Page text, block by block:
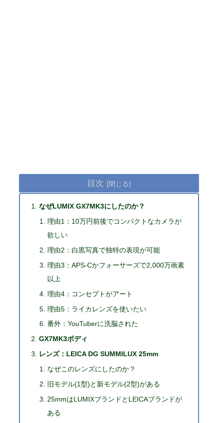
目次
なぜLUMIX GX7MK3にしたのか？
理由1：10万円前後でコンパクトなカメラが
欲しい
理由2：白黒写真で独特の表現が可能
理由3：APS-Cかフォーサーズで2,000万画素
以上
理由4：コンセプトがアート
理由5：ライカレンズを使いたい
番外：YouTuberに洗脳された
GX7MK3ボディ
レンズ：LEICA DG SUMMILUX 25mm
なぜこのレンズにしたのか？
旧モデル(1型)と新モデル(2型)がある
25mmはLUMIXブランドとLEICAブランドが
ある